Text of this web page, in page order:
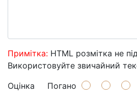
Примітка: HTML розмітка не
Використовуйте звичайний
Оцінка Погано